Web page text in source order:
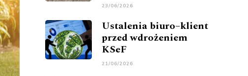
23/06/2026
Ustalenia biuro–klient
przed wdrożeniem
KSeF
21/06/2026